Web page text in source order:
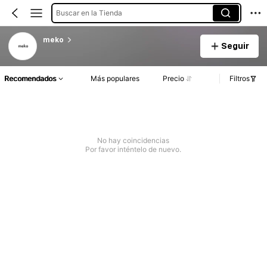
Buscar en la Tienda
meko
Seguir
Recomendados Más populares Precio Filtros
No hay coincidencias
Por favor inténtelo de nuevo.